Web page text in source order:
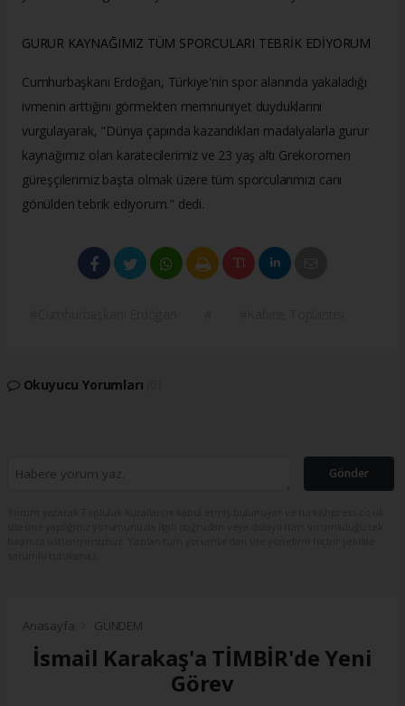
GURUR KAYNAĞIMIZ TÜM SPORCULARI TEBRİK EDİYORUM
Cumhurbaşkanı Erdoğan, Türkiye'nin spor alanında yakaladığı
ivmenin arttığını görmekten memnuniyet duyduklarını
vurgulayarak, "Dünya çapında kazandıkları madalyalarla gurur
kaynağımız olan karatecilerimiz ve 23 yaş altı Grekoromen
güreşçilerimiz başta olmak üzere tüm sporcularımızı canı
gönülden tebrik ediyorum." dedi.
Okuyucu Yorumları
Gönder
Anasayfa GÜNDEM
İsmail Karakaş'a TİMBİR'de Yeni
Görev